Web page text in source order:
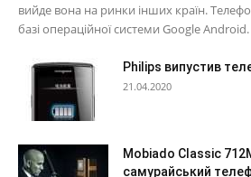
вийде вона на ринки інших країн.
базі операційної системи Google Android.
Philips випустив
21.04.2020
Mobiado Classic
самурайський